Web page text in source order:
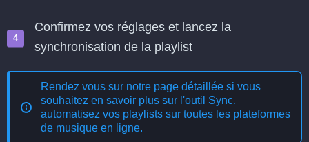
Confirmez vos réglages et lancez la
synchronisation de la playlist
Rendez vous sur notre page détaillée si vous
souhaitez en savoir plus sur l'outil Sync,
automatisez vos playlists sur toutes les plateformes
de musique en ligne.